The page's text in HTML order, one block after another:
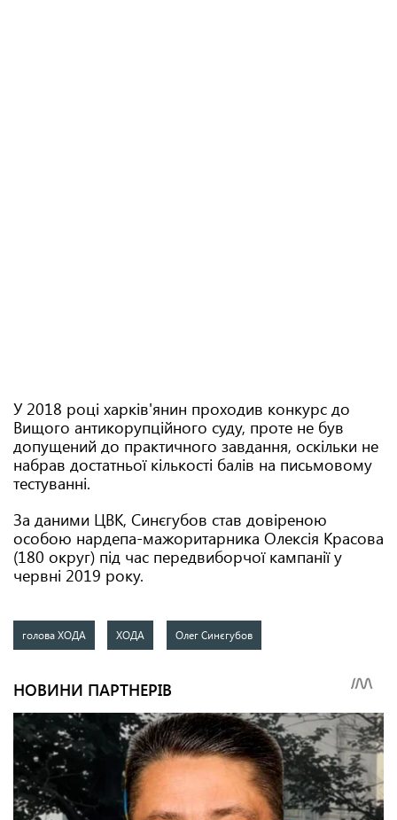
У 2018 році харків'янин проходив конкурс до
Вищого антикорупційного суду, проте не був
допущений до практичного завдання, оскільки не
набрав достатньої кількості балів на письмовому
тестуванні.
За даними ЦВК, Синєгубов став довіреною
особою нардепа-мажоритарника Олексія Красова
(180 округ) під час передвиборчої кампанії у
червні 2019 року.
голова ХОДА ХОДА Олег Синєгубов